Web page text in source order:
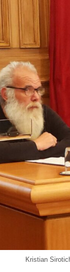
Kristian